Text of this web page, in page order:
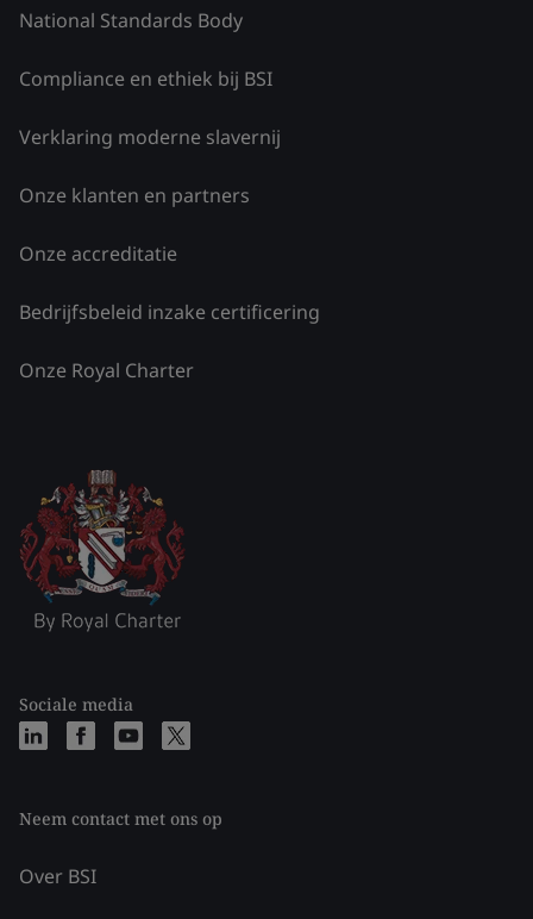
National Standards Body
Compliance en ethiek bij BSI
Verklaring moderne slavernij
Onze klanten en partners
Onze accreditatie
Bedrijfsbeleid inzake certificering
Onze Royal Charter
Sociale media
Neem contact met ons op
Over BSI